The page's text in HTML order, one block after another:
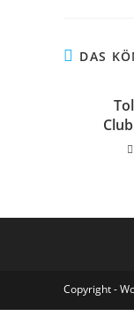
DAS
Copyright -